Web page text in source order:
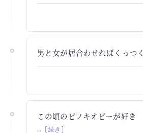
男と女が居合わせればくっつく
この頃のピノキオピーが好き
… [続き]